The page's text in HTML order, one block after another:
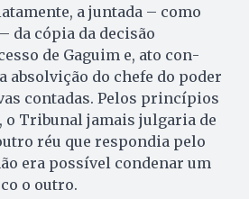
a juntada – como
da cópia da decisão
de Gaguim e, ato con­
absolvição do chefe do poder
contadas. Pelos princípios
Tri­bu­nal jamais julgaria de
réu que respondia pe­lo
era pos­sível condenar um
o outro.